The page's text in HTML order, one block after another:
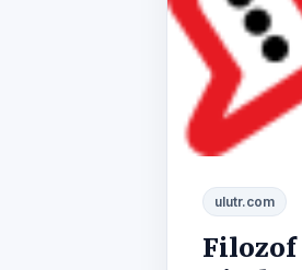
ulutr.com
Filozof